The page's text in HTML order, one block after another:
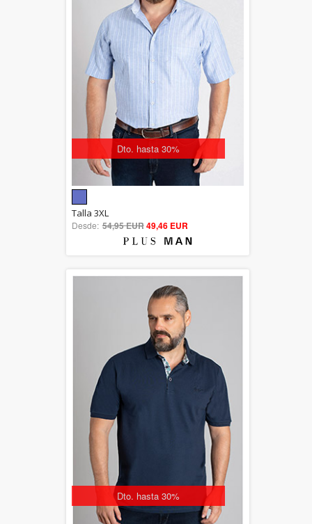
Dto. hasta 30%
out of 5
Talla 3XL
Desde: 54,95 EUR49,46 EUR
Dto. hasta 30%